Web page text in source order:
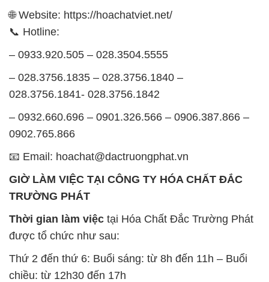
🌐 Website: https://hoachatviet.net/
📞 Hotline:
– 0933.920.505 – 028.3504.5555
– 028.3756.1835 – 028.3756.1840 –
028.3756.1841- 028.3756.1842
– 0932.660.696 – 0901.326.566 – 0906.387.866 –
0902.765.866
📧 Email: hoachat@dactruongphat.vn
GIỜ LÀM VIỆC TẠI CÔNG TY HÓA CHẤT ĐẮC
TRƯỜNG PHÁT
Thời gian làm việc tại Hóa Chất Đắc Trường Phát
được tổ chức như sau:
Thứ 2 đến thứ 6: Buổi sáng: từ 8h đến 11h – Buổi
chiều: từ 12h30 đến 17h